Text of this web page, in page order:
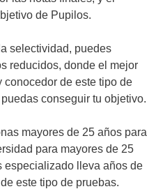
de Pupilos.
selectividad, puedes
reducidos, donde el mejor
conocedor de este tipo de
conseguir tu objetivo.
mayores de 25 años para
para mayores de 25
especializado lleva años de
este tipo de pruebas.